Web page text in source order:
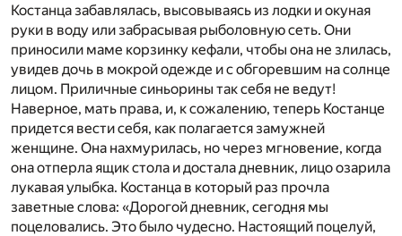
Костанца забавлялась, высовываясь из лодки и окуная
руки в воду или забрасывая рыболовную сеть. Они
приносили маме корзинку кефали, чтобы она не злилась,
увидев дочь в мокрой одежде и с обгоревшим на солнце
лицом. Приличные синьорины так себя не ведут!
Наверное, мать права, и, к сожалению, теперь Костанце
придется вести себя, как полагается замужней
женщине. Она нахмурилась, но через мгновение, когда
она отперла ящик стола и достала дневник, лицо озарила
лукавая улыбка. Костанца в который раз прочла
заветные слова: «Дорогой дневник, сегодня мы
поцеловались. Это было чудесно. Настоящий поцелуй,